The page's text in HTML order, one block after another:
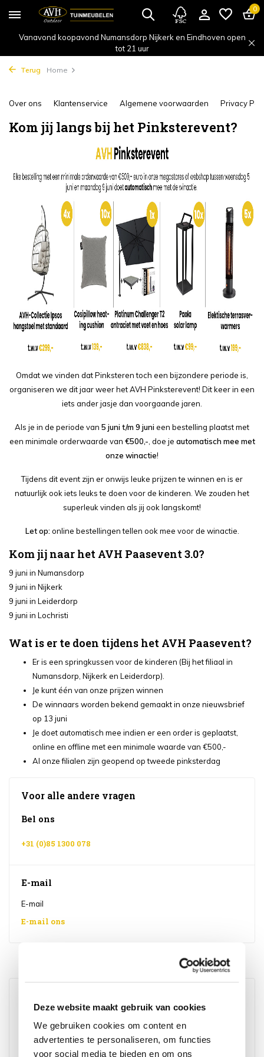
Deze website maakt gebruik van cookies
We gebruiken cookies om content en
advertenties te personaliseren, om functies
voor social media te bieden en om ons
0
Vanavond koopavond Numansdorp Nijkerk en Eindhoven open
tot 21 uur
Terug Home
Over ons Klantenservice Algemene voorwaarden Privacy
Kom jij langs bij het Pinksterevent?
Omdat we vinden dat Pinksteren toch een bijzondere periode is,
organiseren we dit jaar weer het AVH Pinksterevent! Dit keer in een
iets ander jasje dan voorgaande jaren.
Als je in de periode van 5 juni t/m 9 juni een bestelling plaatst met
een minimale orderwaarde van €500,- , doe je automatisch mee met
onze winactie!
Tijdens dit event zijn er onwijs leuke prijzen te winnen en is er
natuurlijk ook iets leuks te doen voor de kinderen. We zouden het
superleuk vinden als jij ook langskomt!
Let op: online bestellingen tellen ook mee voor de winactie.
Kom jij naar het AVH Paasevent 3.0?
9 juni in Numansdorp
9 juni in Nijkerk
9 juni in Leiderdorp
9 juni in Lochristi
Wat is er te doen tijdens het AVH Paasevent?
Er is een springkussen voor de kinderen (Bij het filiaal in
Numansdorp, Nijkerk en Leiderdorp).
Je kunt één van onze prijzen winnen
De winnaars worden bekend gemaakt in onze nieuwsbrief
op 13 juni
Je doet automatisch mee indien er een order is geplaatst,
online en offline met een minimale waarde van €500,-
Al onze filialen zijn geopend op tweede pinksterdag
Voor alle andere vragen
Bel ons
+31 (0)85 1300 078
E-mail
E-mail
E-mail ons
Kiyoh
Numansdorp (3000m2)
Industriestraat 11
3281 LB Numansdorp
Bekijk op Google Maps